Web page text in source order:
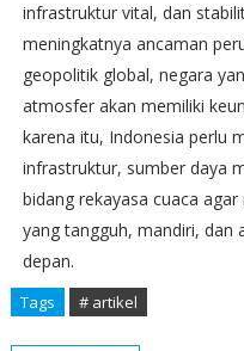
infrastruktur vital, dan
meningkatnya ancaman
geopolitik global, negara
atmosfer akan memiliki
karena itu, Indonesia perlu
infrastruktur, sumber daya
bidang rekayasa cuaca
yang tangguh, mandiri, dan
depan.
Tags # artikel